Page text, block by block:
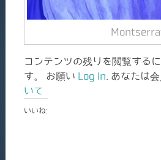
コンテンツの残りを閲覧する
す。 お願い Log In . あなたは
いて
いいね: